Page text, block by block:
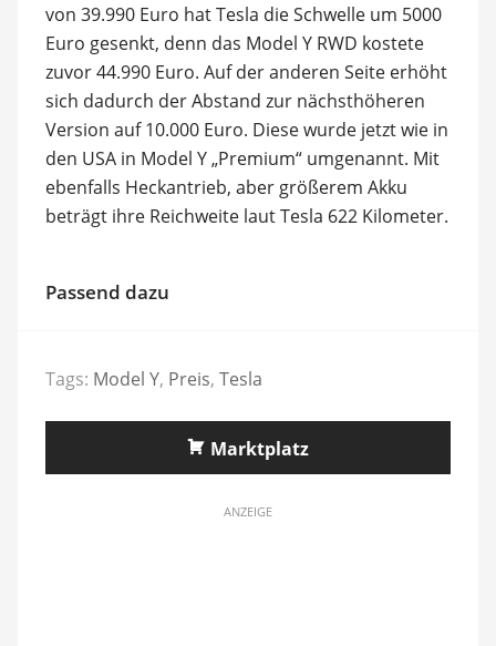
von 39.990 Euro hat Tesla die Schwelle um 5000
Euro gesenkt, denn das Model Y RWD kostete
zuvor 44.990 Euro. Auf der anderen Seite erhöht
sich dadurch der Abstand zur nächsthöheren
Version auf 10.000 Euro. Diese wurde jetzt wie in
den USA in Model Y „Premium“ umgenannt. Mit
ebenfalls Heckantrieb, aber größerem Akku
beträgt ihre Reichweite laut Tesla 622 Kilometer.
Passend dazu
Tags: Model Y, Preis, Tesla
Marktplatz
ANZEIGE